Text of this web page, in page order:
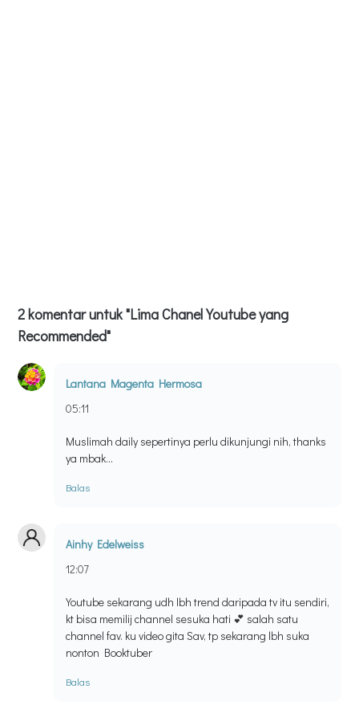
2 komentar untuk "Lima Chanel Youtube yang
Recommended"
Lantana Magenta Hermosa
05:11
Muslimah daily sepertinya perlu dikunjungi nih, thanks
ya mbak...
Balas
Ainhy Edelweiss
12:07
Youtube sekarang udh lbh trend daripada tv itu sendiri,
kt bisa memilij channel sesuka hati 💕 salah satu
channel fav. ku video gita Sav, tp sekarang lbh suka
nonton Booktuber
Balas